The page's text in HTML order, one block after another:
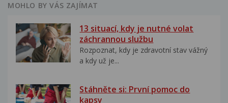
MOHLO BY VÁS ZAJÍMAT
13 situací, kdy je nutné volat
záchrannou službu
Rozpoznat, kdy je zdravotní stav vážný
a kdy už je...
Stáhněte si: První pomoc do
kapsy